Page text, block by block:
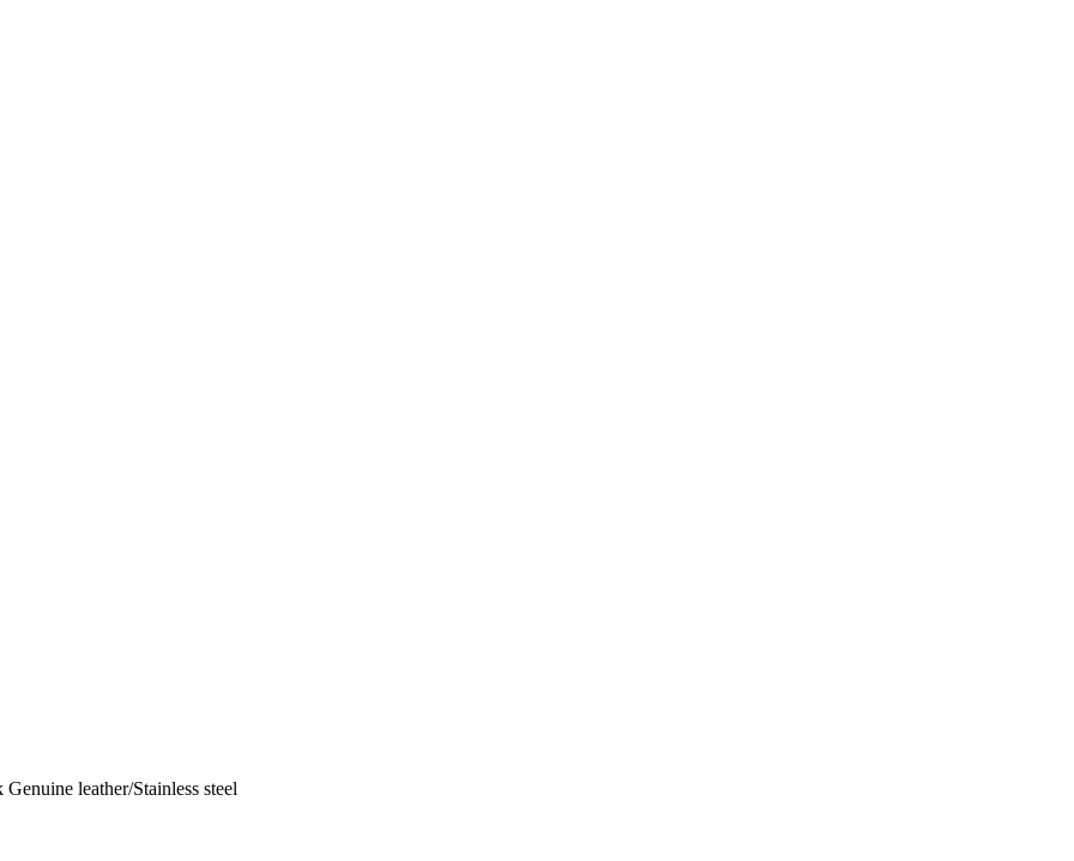
leather/Stainless steel